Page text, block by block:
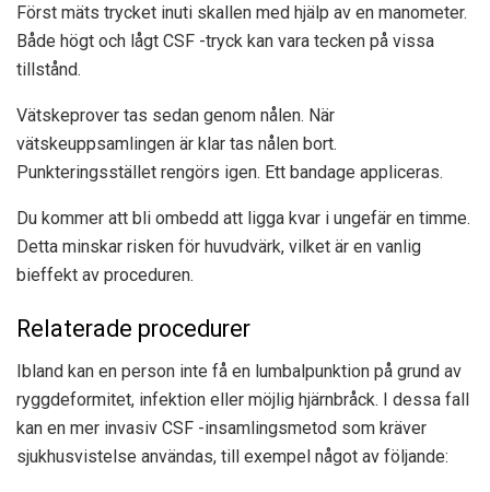
Först mäts trycket inuti skallen med hjälp av en manometer.
Både högt och lågt CSF -tryck kan vara tecken på vissa
tillstånd.
Vätskeprover tas sedan genom nålen. När
vätskeuppsamlingen är klar tas nålen bort.
Punkteringsstället rengörs igen. Ett bandage appliceras.
Du kommer att bli ombedd att ligga kvar i ungefär en timme.
Detta minskar risken för huvudvärk, vilket är en vanlig
bieffekt av proceduren.
Relaterade procedurer
Ibland kan en person inte få en lumbalpunktion på grund av
ryggdeformitet, infektion eller möjlig hjärnbråck. I dessa fall
kan en mer invasiv CSF -insamlingsmetod som kräver
sjukhusvistelse användas, till exempel något av följande: